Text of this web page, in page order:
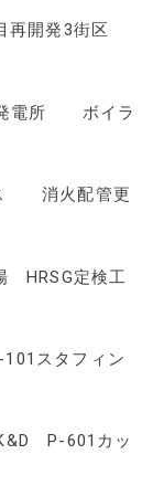
開発3街区
所 ボイラ
火配管更
HRSG定検工
スタフィン
P-601カッ